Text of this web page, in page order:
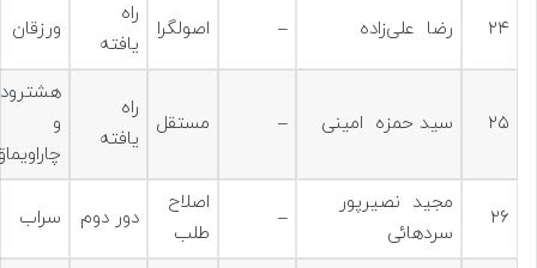
۲۴ رضا علی‌زاده – اصولگرا
راه
یافته
ورزقان
۲۵ سید حمزه امینی – مستقل
راه
یافته
هشترود
و
۲۶
مجید نصیرپور
سردهائی
–
اصلاح
طلب
دور دوم سراب